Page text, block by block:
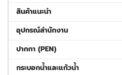
สินค้าแนะนำ
อุปกรณ์สำนักงาน
ปากกา (PEN)
กระบอกน้ำและแก้วน้ำ